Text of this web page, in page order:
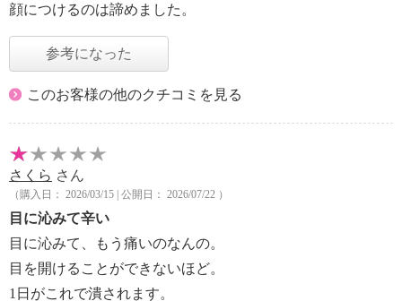
顔につけるのは諦めました。
参考になった
このお客様の他のクチコミを見る
さくら さん
（購入日： 2026/03/15 | 公開日： 2026/07/22 ）
目に沁みて辛い
目に沁みて、もう痛いのなんの。
目を開けることができないほど。
1日がこれで潰されます。